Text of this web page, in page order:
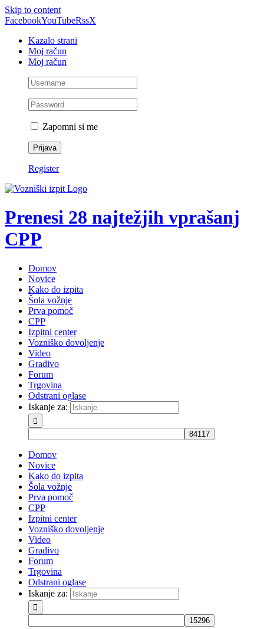
Skip to content
FacebookYouTubeRssX
Kazalo strani
Moj račun
Moj račun
Zapomni si me
Register
Prenesi 28 najtežjih vprašanj
CPP
Domov
Novice
Kako do izpita
Šola vožnje
Prva pomoč
CPP
Izpitni center
Vozniško dovoljenje
Video
Gradivo
Forum
Trgovina
Odstrani oglase
Iskanje za:
Domov
Novice
Kako do izpita
Šola vožnje
Prva pomoč
CPP
Izpitni center
Vozniško dovoljenje
Video
Gradivo
Forum
Trgovina
Odstrani oglase
Iskanje za: